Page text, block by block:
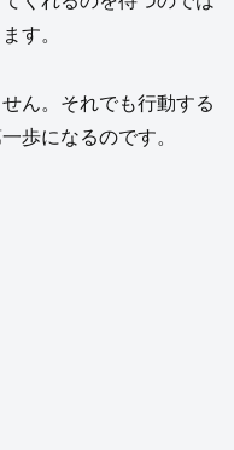
す。
ん。それでも行動する
歩になるのです。